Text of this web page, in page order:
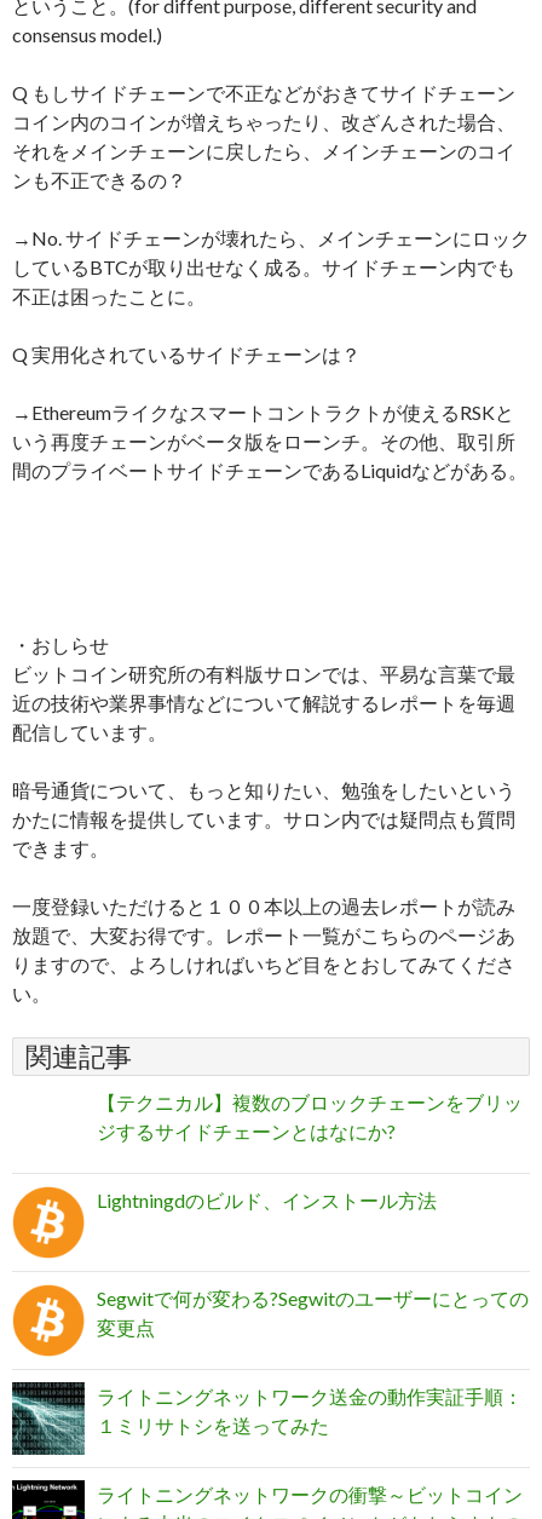
ということ。(for diffent purpose, different security and
consensus model.)
Q もしサイドチェーンで不正などがおきてサイドチェーン
コイン内のコインが増えちゃったり、改ざんされた場合、
それをメインチェーンに戻したら、メインチェーンのコイ
ンも不正できるの？
→No. サイドチェーンが壊れたら、メインチェーンにロック
しているBTCが取り出せなく成る。サイドチェーン内でも
不正は困ったことに。
Q 実用化されているサイドチェーンは？
→Ethereumライクなスマートコントラクトが使えるRSKと
いう再度チェーンがベータ版をローンチ。その他、取引所
間のプライベートサイドチェーンであるLiquidなどがある。
・おしらせ
ビットコイン研究所の有料版サロンでは、平易な言葉で最
近の技術や業界事情などについて解説するレポートを毎週
配信しています。
暗号通貨について、もっと知りたい、勉強をしたいという
かたに情報を提供しています。サロン内では疑問点も質問
できます。
一度登録いただけると１００本以上の過去レポートが読み
放題で、大変お得です。レポート一覧がこちらのページあ
りますので、よろしければいちど目をとおしてみてくださ
い。
関連記事
【テクニカル】複数のブロックチェーンをブリッ
ジするサイドチェーンとはなにか?
Lightningdのビルド、インストール方法
Segwitで何が変わる?Segwitのユーザーにとっての
変更点
ライトニングネットワーク送金の動作実証手順：
１ミリサトシを送ってみた
ライトニングネットワークの衝撃～ビットコイン